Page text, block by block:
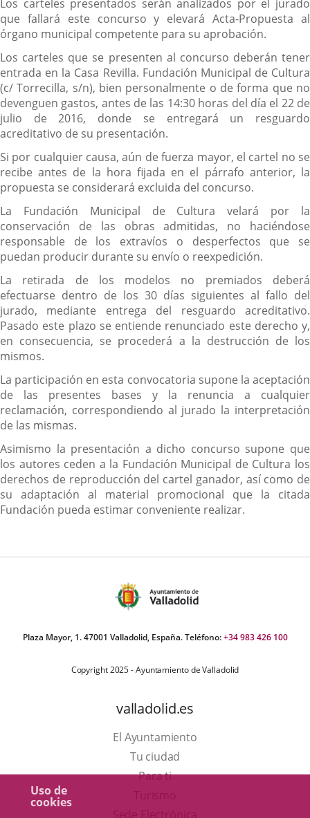
Uso de
cookies
Los carteles presentados serán analizados por el jurado
que fallará este concurso y elevará Acta-Propuesta al
órgano municipal competente para su aprobación.
Los carteles que se presenten al concurso deberán tener
entrada en la Casa Revilla. Fundación Municipal de Cultura
(c/ Torrecilla, s/n), bien personalmente o de forma que no
devenguen gastos, antes de las 14:30 horas del día el 22 de
julio de 2016, donde se entregará un resguardo
acreditativo de su presentación.
Si por cualquier causa, aún de fuerza mayor, el cartel no se
recibe antes de la hora fijada en el párrafo anterior, la
propuesta se considerará excluida del concurso.
La Fundación Municipal de Cultura velará por la
conservación de las obras admitidas, no haciéndose
responsable de los extravíos o desperfectos que se
puedan producir durante su envío o reexpedición.
La retirada de los modelos no premiados deberá
efectuarse dentro de los 30 días siguientes al fallo del
jurado, mediante entrega del resguardo acreditativo.
Pasado este plazo se entiende renunciado este derecho y,
en consecuencia, se procederá a la destrucción de los
mismos.
La participación en esta convocatoria supone la aceptación
de las presentes bases y la renuncia a cualquier
reclamación, correspondiendo al jurado la interpretación
de las mismas.
Asimismo la presentación a dicho concurso supone que
los autores ceden a la Fundación Municipal de Cultura los
derechos de reproducción del cartel ganador, así como de
su adaptación al material promocional que la citada
Fundación pueda estimar conveniente realizar.
Plaza Mayor, 1. 47001 Valladolid, España. Teléfono:+34 983 426 100
Copyright 2025 - Ayuntamiento de Valladolid
valladolid.es
El Ayuntamiento
Tu ciudad
Para ti